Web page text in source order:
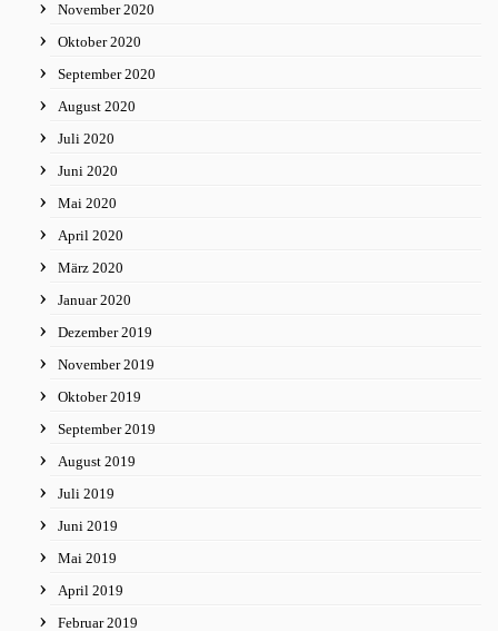
November 2020
Oktober 2020
September 2020
August 2020
Juli 2020
Juni 2020
Mai 2020
April 2020
März 2020
Januar 2020
Dezember 2019
November 2019
Oktober 2019
September 2019
August 2019
Juli 2019
Juni 2019
Mai 2019
April 2019
Februar 2019